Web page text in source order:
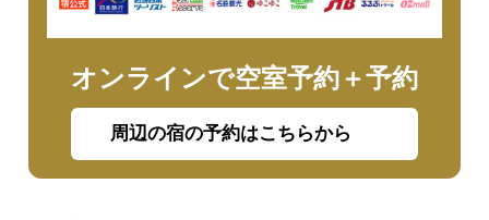
オンラインで空室予約＋予約
周辺の宿の予約はこちらから